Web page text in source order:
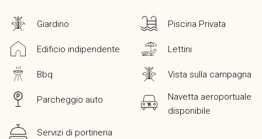
Giardino Piscina Privata
Edificio indipendente Lettini
Bbq Vista sulla campagna
Parcheggio auto
Navetta aeroportuale
disponibile
Servizi di portineria